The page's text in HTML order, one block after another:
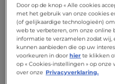
Door op de knop « Alle cookies
met het gebruik van onze cookies
(of gelijkaardige technologieën)
web te verbeteren, om onze online
informatie te verzamelen zodat wij,
kunnen aanbieden die op uw
voorkeuren in doorhier te klikken
op « Cookies-instellingen » op
over onze Privacyverklaring.